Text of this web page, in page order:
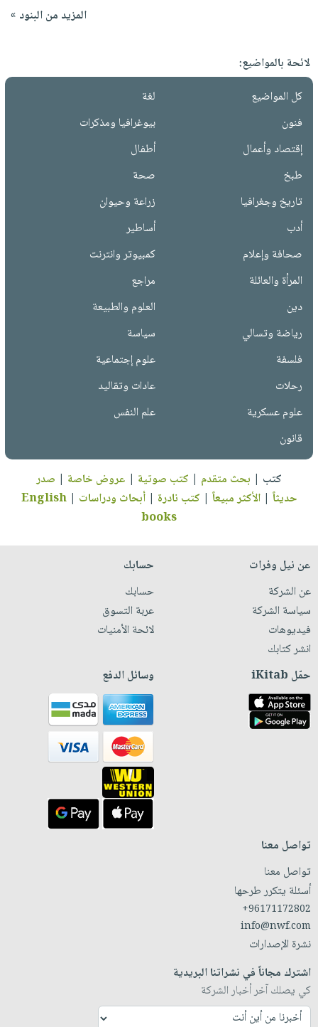
المزيد من البنود »
لائحة بالمواضيع:
كل المواضيع
لغة
فنون
بيوغرافيا ومذكرات
إقتصاد وأعمال
أطفال
طبخ
صحة
تاريخ وجغرافيا
زراعة وحيوان
أدب
أساطير
صحافة وإعلام
كمبيوتر وانترنت
المرأة والعائلة
مراجع
دين
العلوم والطبيعة
رياضة وتسالي
سياسة
فلسفة
علوم إجتماعية
رحلات
عادات وتقاليد
علوم عسكرية
علم النفس
قانون
كتب | بحث متقدم | كتب صوتية | عروض خاصة | صدر
حديثاً |الأكثر مبيعاً | كتب نادرة |أبحاث ودراسات |
English
books
عن نيل وفرات
عن الشركة
سياسة الشركة
فيديوهات
انشر كتابك
حسابك
حسابك
عربة التسوق
لائحة الأمنيات
حمّل iKitab وسائل الدفع
تواصل معنا
تواصل معنا
أسئلة يتكرر طرحها
+96171172802
info@nwf.com
نشرة الإصدارات
اشترك مجاناً في نشراتنا البريدية
كي يصلك آخر أخبار الشركة